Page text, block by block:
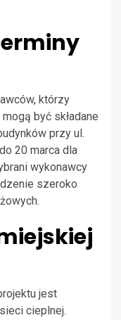
którzy
być składane
przy ul.
20 marca dla
wykonawcy
szeroko
jest
cieplnej.